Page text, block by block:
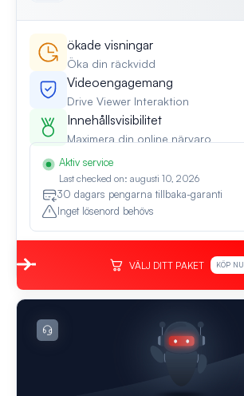
ökade visningar
Öka din räckvidd
Videoengagemang
Drive Viewer Interaktion
Innehållsvisibilitet
Maximera din online närvaro
Aktiv service
Last checked on: augusti 10, 2026
30 dagars pengarna tillbaka-garanti
Inget lösenord behövs
VÄLJ DITT PAKET KÖP NU